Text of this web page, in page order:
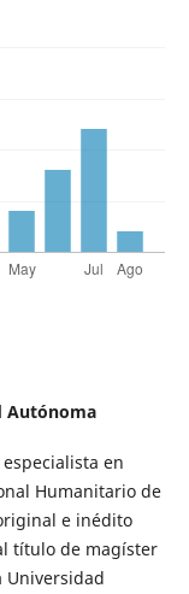
Autónoma
en
Humanitario de
e inédito
título de magíster
Universidad